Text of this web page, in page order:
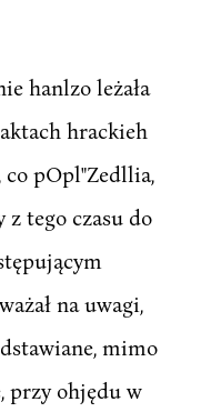
hanlzo leżała
hrackieh
pOpl"Zedllia,
tego czasu do
na uwagi,
mimo
przy ohjędu w